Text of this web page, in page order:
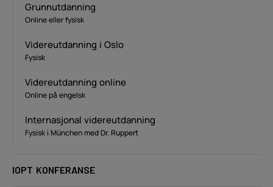
Grunnutdanning
Online eller fysisk
Videreutdanning i Oslo
Fysisk
Videreutdanning online
Online på engelsk
Internasjonal videreutdanning
Fysisk i München med Dr. Ruppert
IOPT KONFERANSE